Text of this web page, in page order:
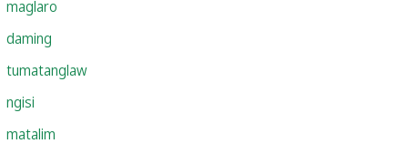
maglaro
daming
tumatanglaw
ngisi
matalim